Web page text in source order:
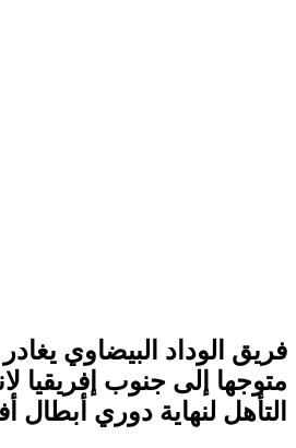
فريق الوداد البيضاوي
متوجها إلى جنوب إفريقيا
التأهل لنهاية دوري أبطال